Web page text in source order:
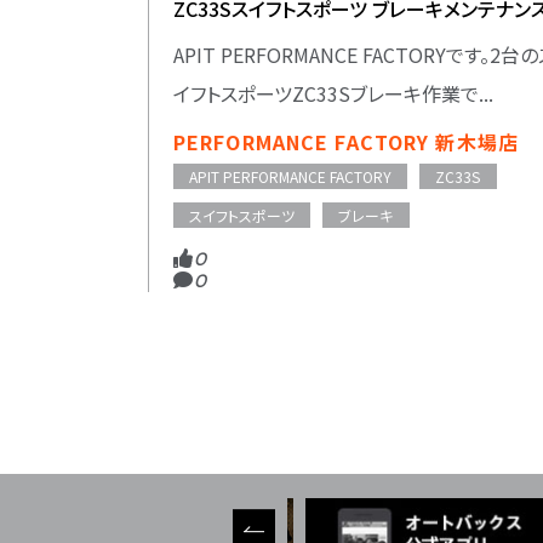
ZC33Sスイフトスポーツ ブレーキメンテナン
APIT PERFORMANCE FACTORYです。2台の
イフトスポーツZC33Sブレーキ作業で...
PERFORMANCE FACTORY 新木場店
APIT PERFORMANCE FACTORY
ZC33S
スイフトスポーツ
ブレーキ
0
0